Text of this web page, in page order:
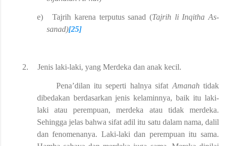
e) Tajrih karena terputus sanad (Tajrih li Inqitha As-
sanad)[25]
2. Jenis laki-laki, yang Merdeka dan anak kecil.
Pena’dilan itu seperti halnya sifat Amanahtidak
dibedakan berdasarkan jenis kelaminnya, baik itu laki-
laki atau perempuan, merdeka atau tidak merdeka.
Sehingga jelas bahwa sifat adil itu satu dalam nama, dalil
dan fenomenanya. Laki-laki dan perempuan itu sama.